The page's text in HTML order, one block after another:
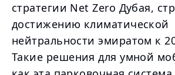
стратегии Net Zero Дубая,
достижению климатической
нейтральности эмиратом к
Такие решения для умной